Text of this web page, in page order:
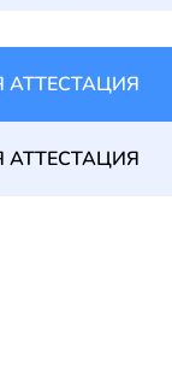
АТТЕСТАЦИЯ
АТТЕСТАЦИЯ